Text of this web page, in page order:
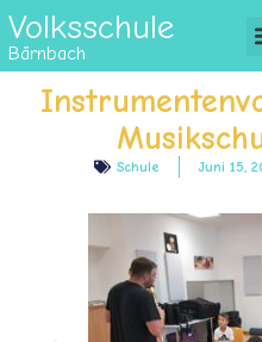
Volksschule
Bärnbach
Schule Juni 15,